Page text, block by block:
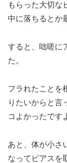
もらった大切な
中に落ちるとか
すると、咄嗟に
た。
フラれたことを
りたいからと言
コよかったです
あと、体が小さ
なってピアスを